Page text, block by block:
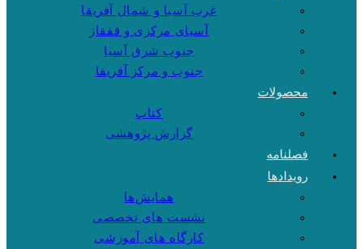
غرب آسیا و شمال آفریقا
آسیای مرکزی و قفقاز
جنوب شرق آسیا
جنوب و مرکز آفریقا
محصولات
کتاب
گزارش پژوهشی
فصلنامه
رویدادها
همایش‌ها
نشست های تخصصی
کارگاه های آموزشی